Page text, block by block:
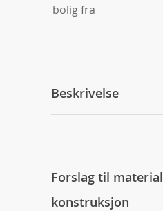
bolig fra
Beskrivelse
Forslag til
konstruksjon